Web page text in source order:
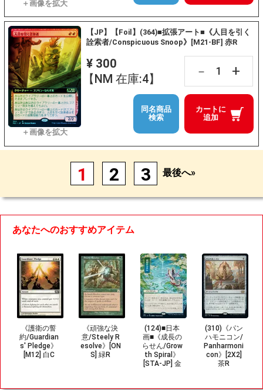
【JP】【Foil】(364)■拡張アート■《人目を引く
詮索者/Conspicuous Snoop》[M21-BF] 赤R
¥ 300
【NM 在庫:4】
－ +
カートに
追加
同名商品
検索
1 2 3 最後へ»
あなたへのおすすめアイテム
《護衛の誓
約/Guardian
s' Pledge》
[M12] 白C
《頑強な決
意/Steely R
esolve》[ON
S] 緑R
(124)■日本
画■《成長の
らせん/Grow
th Spiral》
[STA-JP] 金
(310)《パン
ハモニコン/
Panharmoni
con》[2X2]
茶R